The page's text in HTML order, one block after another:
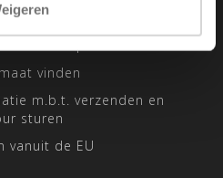
Tailor
vinden
m.b.t. verzenden en
sturen
vanuit de EU